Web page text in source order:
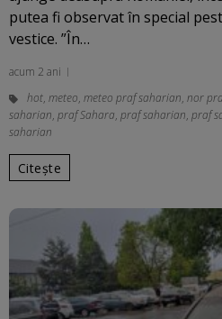
putea fi observat în special
vestice. ”În…
acum 2 ani
hot, meteo, meteo praf saharian, nor
saharian, praf Sahara, praf saharian, praf
saharian
Citește